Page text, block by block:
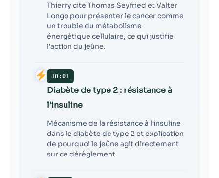
Thierry cite Thomas Seyfried et Valter
Longo pour présenter le cancer comme
un trouble du métabolisme
énergétique cellulaire, ce qui justifie
l’action du jeûne.
10:01
Diabète de type 2 : résistance à
l’insuline
Mécanisme de la résistance à l’insuline
dans le diabète de type 2 et explication
de pourquoi le jeûne agit directement
sur ce dérèglement.